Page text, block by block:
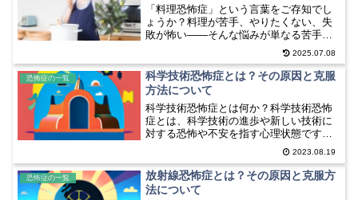
「料理恐怖症」という言葉をご存知でし
ょうか？料理が苦手、やりたくない、失
敗が怖い——そんな悩みが単なる苦手意
識を超えて、「恐怖」として日常生活に
影響を与えている人がいます。これは立
派な特定の恐怖症であり、
「Mageirocophobia（マ...
2025.07.08
恐怖症の一覧
科学技術恐怖症とは？その原因と克服
方法について
科学技術恐怖症とは何か？科学技術恐怖
症とは、科学技術の進歩や新しい技術に
対する恐怖や不安を指す心理状態です。
この恐怖は、人々が科学技術の発展によ
って生じる潜在的なリスクや影響に対し
て感じるものです。例えば、遺伝子組み
換え食品や人工知能の発展...
2023.08.19
恐怖症の一覧
放射線恐怖症とは？その原因と克服方
法について